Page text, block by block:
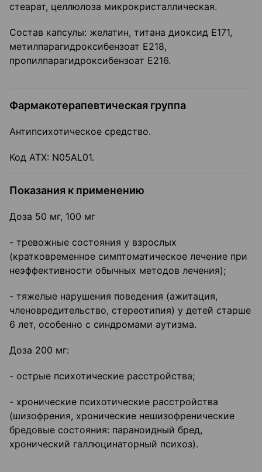
стеарат, целлюлоза микрокристаллическая.
Состав капсулы: желатин, титана диоксид Е171,
метилпарагидроксибензоат Е218,
пропилпарагидроксибензоат Е216.
Фармакотерапевтическая группа
Антипсихотическое средство.
Код ATX: N05AL01.
Показания к применению
Доза 50 мг, 100 мг
- тревожные состояния у взрослых
(кратковременное симптоматическое лечение при
неэффективности обычных методов лечения);
- тяжелые нарушения поведения (ажитация,
членовредительство, стереотипия) у детей старше
6 лет, особенно с синдромами аутизма.
Доза 200 мг:
- острые психотические расстройства;
- хронические психотические расстройства
(шизофрения, хронические нешизофренические
бредовые состояния: параноидный бред,
хронический галлюцинаторный психоз).